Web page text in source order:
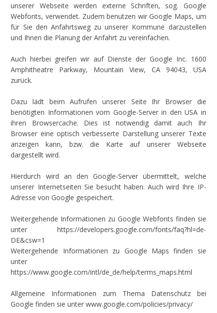
unserer Webseite werden externe Schriften, sog. Google
Webfonts, verwendet. Zudem benutzen wir Google Maps, um
für Sie den Anfahrtsweg zu unserer Kommune darzustellen
und Ihnen die Planung der Anfahrt zu vereinfachen.
Auch hierbei greifen wir auf Dienste der Google Inc. 1600
Amphitheatre Parkway, Mountain View, CA 94043, USA
zurück.
Dazu lädt beim Aufrufen unserer Seite Ihr Browser die
benötigten Informationen vom Google-Server in den USA in
ihren Browsercache. Dies ist notwendig damit auch Ihr
Browser eine optisch verbesserte Darstellung unserer Texte
anzeigen kann, bzw. die Karte auf unserer Webseite
dargestellt wird.
Hierdurch wird an den Google-Server übermittelt, welche
unserer Internetseiten Sie besucht haben. Auch wird Ihre IP-
Adresse von Google gespeichert.
Weitergehende Informationen zu Google Webfonts finden sie
unter https://developers.google.com/fonts/faq?hl=de-
DE&csw=1
Weitergehende Informationen zu Google Maps finden sie
unter
https://www.google.com/intl/de_de/help/terms_maps.html
Allgemeine Informationen zum Thema Datenschutz bei
Google finden sie unter www.google.com/policies/privacy/